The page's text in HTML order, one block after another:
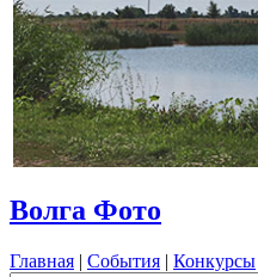
Волга Фото
Главная | События | Конкурсы